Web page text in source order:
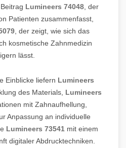
Lumineers 74048, der
Patienten zusammenfasst,
, der zeigt, wie sich das
kosmetische Zahnmedizin
lässt.
Einblicke liefern Lumineers
des Materials, Lumineers
mit Zahnaufhellung,
Anpassung an individuelle
Lumineers 73541 mit einem
digitaler Abdrucktechniken.